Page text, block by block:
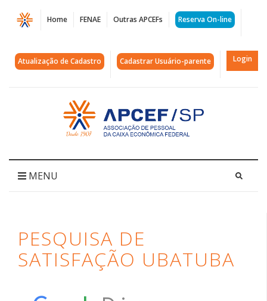
Página
PESQUISA
DE
UBATUBA
Home FENAE Outras APCEFs Reserva On-line
Atualização de Cadastro Cadastrar Usuário-parente Login
Acessar
página
inicial
MENU
PESQUISA DE
SATISFAÇÃO UBATUBA